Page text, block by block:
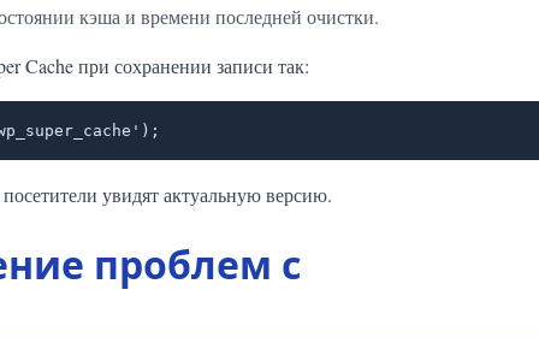
кэша и времени последней очистки.
Cache при сохранении записи так:
увидят актуальную версию.
проблем с